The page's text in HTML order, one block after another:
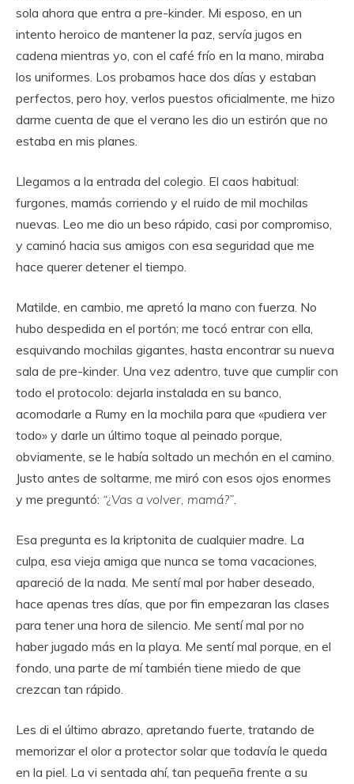
sola ahora que entra a pre-kinder. Mi esposo, en un
intento heroico de mantener la paz, servía jugos en
cadena mientras yo, con el café frío en la mano, miraba
los uniformes. Los probamos hace dos días y estaban
perfectos, pero hoy, verlos puestos oficialmente, me hizo
darme cuenta de que el verano les dio un estirón que no
estaba en mis planes.
Llegamos a la entrada del colegio. El caos habitual:
furgones, mamás corriendo y el ruido de mil mochilas
nuevas. Leo me dio un beso rápido, casi por compromiso,
y caminó hacia sus amigos con esa seguridad que me
hace querer detener el tiempo.
Matilde, en cambio, me apretó la mano con fuerza. No
hubo despedida en el portón; me tocó entrar con ella,
esquivando mochilas gigantes, hasta encontrar su nueva
sala de pre-kinder. Una vez adentro, tuve que cumplir con
todo el protocolo: dejarla instalada en su banco,
acomodarle a Rumy en la mochila para que «pudiera ver
todo» y darle un último toque al peinado porque,
obviamente, se le había soltado un mechón en el camino.
Justo antes de soltarme, me miró con esos ojos enormes
y me preguntó: “¿Vas a volver, mamá?”
Esa pregunta es la kriptonita de cualquier madre. La
culpa, esa vieja amiga que nunca se toma vacaciones,
apareció de la nada. Me sentí mal por haber deseado,
hace apenas tres días, que por fin empezaran las clases
para tener una hora de silencio. Me sentí mal por no
haber jugado más en la playa. Me sentí mal porque, en el
fondo, una parte de mí también tiene miedo de que
crezcan tan rápido.
Les di el último abrazo, apretando fuerte, tratando de
memorizar el olor a protector solar que todavía le queda
en la piel. La vi sentada ahí, tan pequeña frente a su